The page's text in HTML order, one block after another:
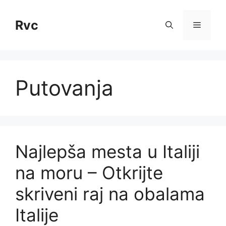
content
Rvc Menu
Putovanja
Najlepša mesta u Italiji
na moru – Otkrijte
skriveni raj na obalama
Italije